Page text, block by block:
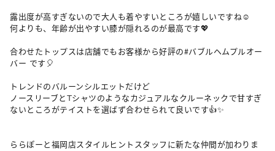
露出度が高すぎないので大人も着やすいところが嬉しいですね☺️
何よりも、年齢が出やすい膝が隠れるのが最高です💖
合わせたトップスは店舗でもお客様から好評の#バブルヘムプルオー
バー です🎈
トレンドのバルーンシルエットだけど
ノースリーブとTシャツのようなカジュアルなクルーネックで甘すぎ
ないところがテイストを選ばず合わせられて良いです👍✨
ららぽーと福岡店スタイルヒントスタッフに新たな仲間が加わりま